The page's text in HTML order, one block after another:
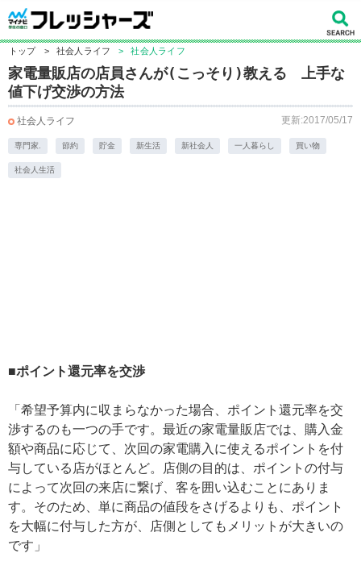
トップ > 社会人ライフ > 社会人ライフ
家電量販店の店員さんが(こっそり)教える 上手な
値下げ交渉の方法
社会人ライフ 更新:2017/05/17
専門家. 節約 貯金 新生活 新社会人 一人暮らし 買い物
社会人生活
■ポイント還元率を交渉
「希望予算内に収まらなかった場合、ポイント還元率を交
渉するのも一つの手です。最近の家電量販店では、購入金
額や商品に応じて、次回の家電購入に使えるポイントを付
与している店がほとんど。店側の目的は、ポイントの付与
によって次回の来店に繋げ、客を囲い込むことにありま
す。そのため、単に商品の値段をさげるよりも、ポイント
を大幅に付与した方が、店側としてもメリットが大きいの
です」